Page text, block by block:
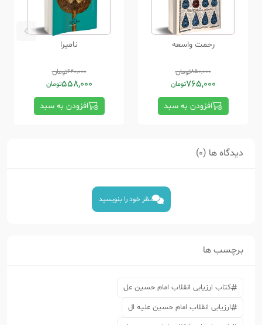
رحمت واسعه
850,000تومان
765,000تومان
افزودن به سبد
نامیرا
620,000تومان
558,000تومان
افزودن به سبد
دیدگاه ها (0)
نظر خود را بنویسید
برچسب ها
کتاب ارزیابی انقلاب امام حسین عل
ارزیابی انقلاب امام حسین علیه ال